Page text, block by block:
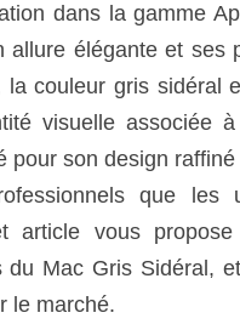
dans la gamme
élégante et ses
couleur gris sidéral
visuelle associée
pour son design
que les
article vous propose
du Mac Gris Sidéral,
le marché.